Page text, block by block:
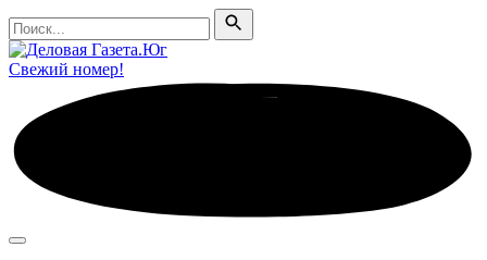
Поиск
Поиск
Свежий номер!